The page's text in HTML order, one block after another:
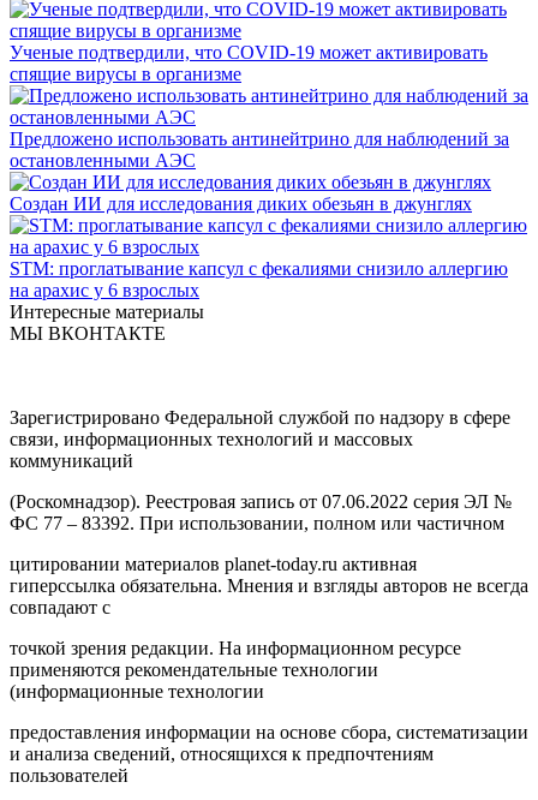
Ученые подтвердили, что COVID-19 может активировать
спящие вирусы в организме
Предложено использовать антинейтрино для наблюдений за
остановленными АЭС
Создан ИИ для исследования диких обезьян в джунглях
STM: проглатывание капсул с фекалиями снизило аллергию
на арахис у 6 взрослых
Интересные материалы
МЫ ВКОНТАКТЕ
Зарегистрировано Федеральной службой по надзору в сфере
связи, информационных технологий и массовых
коммуникаций
(Роскомнадзор). Реестровая запись от 07.06.2022 серия ЭЛ №
ФС 77 – 83392. При использовании, полном или частичном
цитировании материалов planet-today.ru активная
гиперссылка обязательна. Мнения и взгляды авторов не всегда
совпадают с
точкой зрения редакции. На информационном ресурсе
применяются рекомендательные технологии
(информационные технологии
предоставления информации на основе сбора, систематизации
и анализа сведений, относящихся к предпочтениям
пользователей